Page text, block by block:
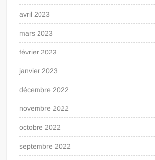
avril 2023
mars 2023
février 2023
janvier 2023
décembre 2022
novembre 2022
octobre 2022
septembre 2022